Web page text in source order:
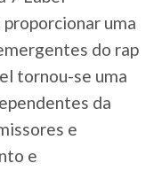
uma
do rap
tornou-se uma
da
e
e